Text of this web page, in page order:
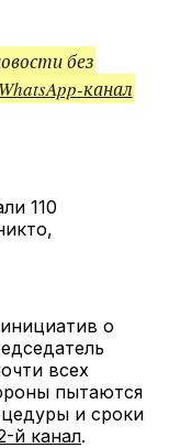
без
WhatsApp-канал
110
о
всех
пытаются
и сроки
й канал.